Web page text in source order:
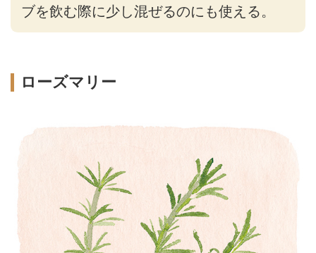
ブを飲む際に少し混ぜるのにも使える。
ローズマリー